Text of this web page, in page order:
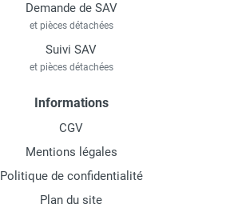
Demande de SAV
et pièces détachées
Suivi SAV
et pièces détachées
Informations
CGV
Mentions légales
Politique de confidentialité
Plan du site